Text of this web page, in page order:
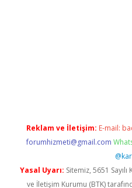
Reklam ve İletişim: E-mail:
forumhizmeti@gmail.com
Yasal Uyarı: Sitemiz, 5651
ve İletişim Kurumu (BTK)